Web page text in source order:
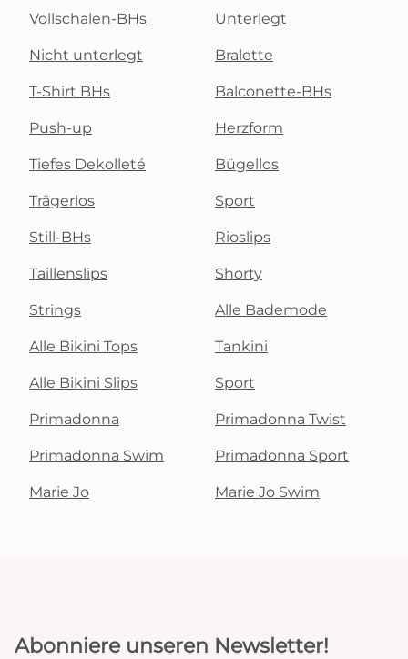
Vollschalen-BHs Unterlegt
Nicht unterlegt Bralette
T-Shirt BHs Balconette-BHs
Push-up Herzform
Tiefes Dekolleté Bügellos
Trägerlos Sport
Still-BHs Rioslips
Taillenslips Shorty
Strings Alle Bademode
Alle Bikini Tops Tankini
Alle Bikini Slips Sport
Primadonna Primadonna Twist
Primadonna Swim Primadonna Sport
Marie Jo Marie Jo Swim
Abonniere unseren Newsletter!